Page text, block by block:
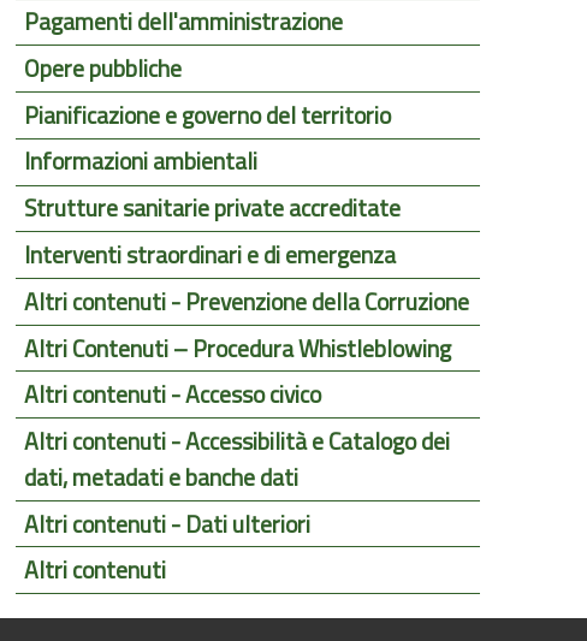
Pagamenti dell'amministrazione
Opere pubbliche
Pianificazione e governo del territorio
Informazioni ambientali
Strutture sanitarie private accreditate
Interventi straordinari e di emergenza
Altri contenuti - Prevenzione della Corruzione
Altri Contenuti – Procedura Whistleblowing
Altri contenuti - Accesso civico
Altri contenuti - Accessibilità e Catalogo dei
dati, metadati e banche dati
Altri contenuti - Dati ulteriori
Altri contenuti